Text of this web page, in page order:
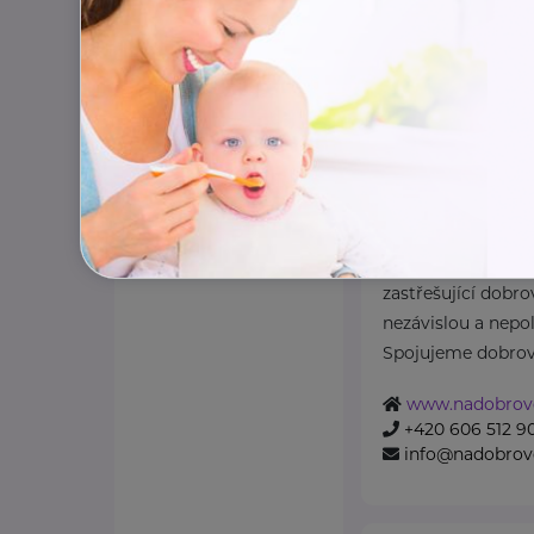
Národní
zastřešující
nezávislou a
Spojujeme
+420 606 512